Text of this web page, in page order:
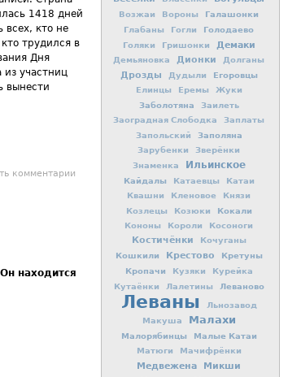
1418 дней
всех, кто не
трудился в
Дня
участниц
вынести
поклонимся великим тем годам
комментарии
находится
Возжаи Вороны Галашонки
Глабаны Гогли Голодаево
Голяки Гришонки Демаки
Демьяновка Дионки Долганы
Дрозды Дудыли Егоровцы
Елинцы Еремы Жуки
Заболотяна
Заилеть
Заоградная Слободка
Заплаты
Запольский
Заполяна
Зарубенки
Зверёнки
Знаменка
Ильинское
Кайдалы Катаевцы
Катаи
Квашни
Кленовое
Князи
Козлецы
Козюки Кокали
Кононы Короли Косоноги
Костичёнки Кочуганы
Кошкили Крестово
Кретуны
Кропачи
Кузяки
Курейка
Кутаёнки
Лалетины Леваново
Леваны
Льнозавод
Макуша
Малахи
Малорябинцы Малые Катаи
Матюги Мачифрёнки
Медвежена Микши